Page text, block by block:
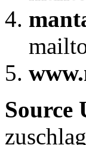
Source